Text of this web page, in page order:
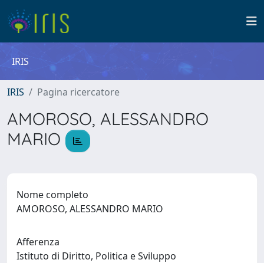
IRIS
IRIS Pagina ricercatore
AMOROSO, ALESSANDRO
MARIO
Nome completo
AMOROSO, ALESSANDRO MARIO
Afferenza
Istituto di Diritto, Politica e Sviluppo